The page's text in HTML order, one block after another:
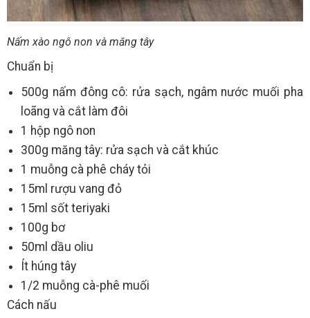
Nấm xào ngô non và măng tây
Chuẩn bị
500g nấm đông cô: rửa sạch, ngâm nước muối pha
loãng và cắt làm đôi
1 hộp ngô non
300g măng tây: rửa sạch và cắt khúc
1 muỗng cà phê cháy tỏi
15ml rượu vang đỏ
15ml sốt teriyaki
100g bơ
50ml dầu oliu
Ít húng tây
1/2 muỗng cà-phê muối
Cách nấu